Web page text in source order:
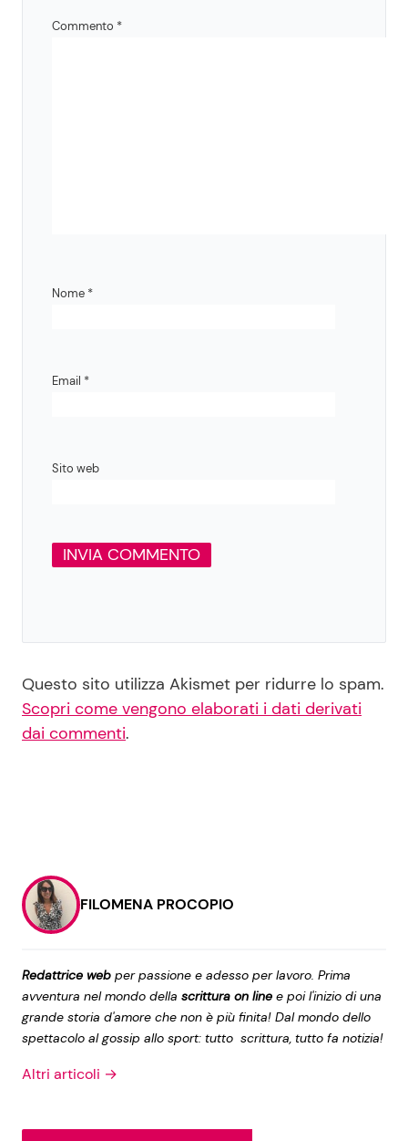
Commento *
Nome *
Email *
Sito web
Questo sito utilizza Akismet per ridurre lo spam.
Scopri come vengono elaborati i dati derivati
dai commenti.
FILOMENA PROCOPIO
Redattrice web per passione e adesso per lavoro. Prima
avventura nel mondo della scrittura on line e poi l'inizio di una
grande storia d'amore che non è più finita! Dal mondo dello
spettacolo al gossip allo sport: tutto scrittura, tutto fa notizia!
Altri articoli →